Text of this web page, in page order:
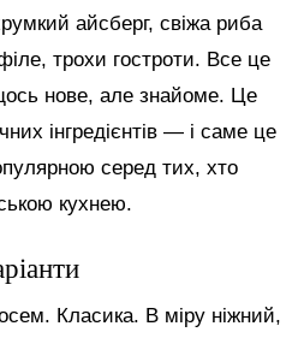
айсберг, свіжа риба
трохи гостроти. Все це
нове, але знайоме. Це
інгредієнтів — і саме це
серед тих, хто
кухнею.
Класика. В міру ніжний,